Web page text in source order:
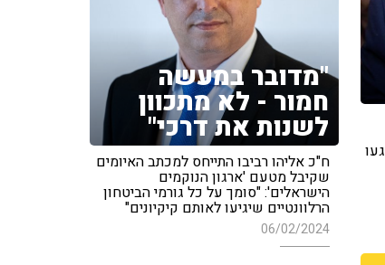
"מדובר במעשה
חמור - לא מתכוון
לשנות את דרכי"
ח"כ אליהו רביבו התייחס למכתב האיומים
שקיבל מטעם 'ארגון הנוקמים
הישראלים': "סומך על כל גורמי הביטחון
הרלוונטיים שיגיעו לאותם קיקיונים"
06/02/2024